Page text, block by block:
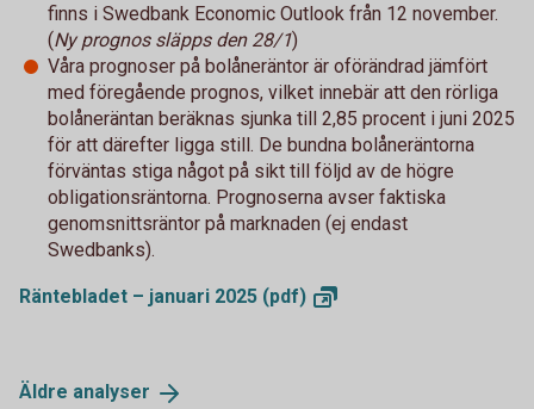
finns i Swedbank Economic Outlook från 12 november.
(Ny prognos släpps den 28/1)
Våra prognoser på bolåneräntor är oförändrad jämfört
med föregående prognos, vilket innebär att den rörliga
bolåneräntan beräknas sjunka till 2,85 procent i juni 2025
för att därefter ligga still. De bundna bolåneräntorna
förväntas stiga något på sikt till följd av de högre
obligationsräntorna. Prognoserna avser faktiska
genomsnittsräntor på marknaden (ej endast
Swedbanks).
Räntebladet – januari 2025 (pdf)
Äldre analyser